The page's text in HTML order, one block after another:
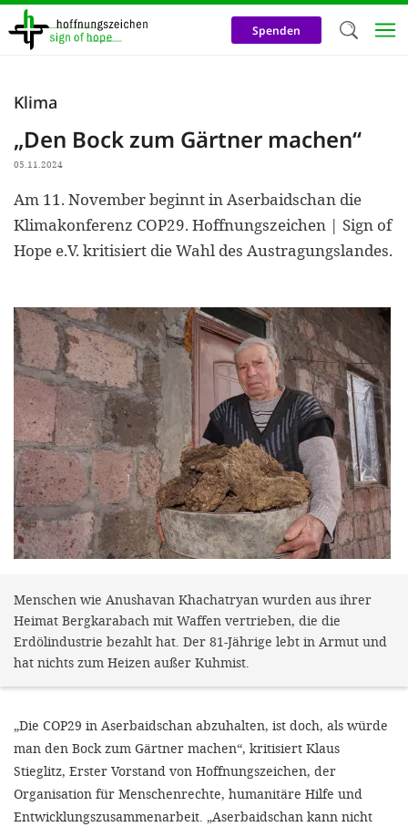
Direkt
zum
Inhalt
Spenden
Klima
„Den Bock zum Gärtner machen“
05.11.2024
Am 11. November beginnt in Aserbaidschan die
Klimakonferenz COP29. Hoffnungszeichen | Sign of
Hope e.V. kritisiert die Wahl des Austragungslandes.
Menschen wie Anushavan Khachatryan wurden aus ihrer
Heimat Bergkarabach mit Waffen vertrieben, die die
Erdölindustrie bezahlt hat. Der 81-Jährige lebt in Armut und
hat nichts zum Heizen außer Kuhmist.
„Die COP29 in Aserbaidschan abzuhalten, ist doch, als würde
man den Bock zum Gärtner machen“, kritisiert Klaus
Stieglitz, Erster Vorstand von Hoffnungszeichen, der
Organisation für Menschenrechte, humanitäre Hilfe und
Entwicklungszusammenarbeit. „Aserbaidschan kann nicht
Wir
nutzen
helfen
Online-
und
unsere
gewinnen.
den